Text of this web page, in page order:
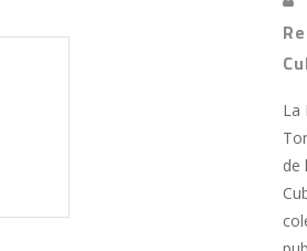
La
de